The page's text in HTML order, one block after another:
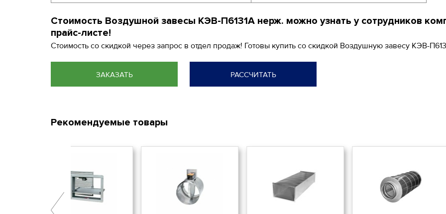
Стоимость Воздушной завесы КЭВ-П6131A нерж. можно узнать у сотрудников
прайс-листе!
Стоимость со скидкой через запрос в отдел продаж! Готовы купить со скидкой Воздушную завесу КЭВ-
ЗАКАЗАТЬ РАССЧИТАТЬ
Рекомендуемые товары